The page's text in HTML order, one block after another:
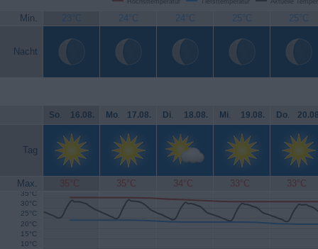
Höchsttemperatur Tiefsttemperatur Aktuelle
Min. 23°C 24°C 24°C 25°C 25°C
Nacht
So. 16.08. Mo. 17.08. Di. 18.08. Mi. 19.08. Do.
Tag
Max. 35°C 35°C 34°C 33°C 33°C
10°C
15°C
20°C
25°C
30°C
35°C